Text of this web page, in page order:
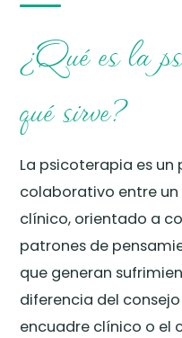
¿Qué es la
qué sirve?
La psicoterapia es
colaborativo entre
clínico, orientado a
patrones de
que generan
diferencia del
encuadre clínico o el